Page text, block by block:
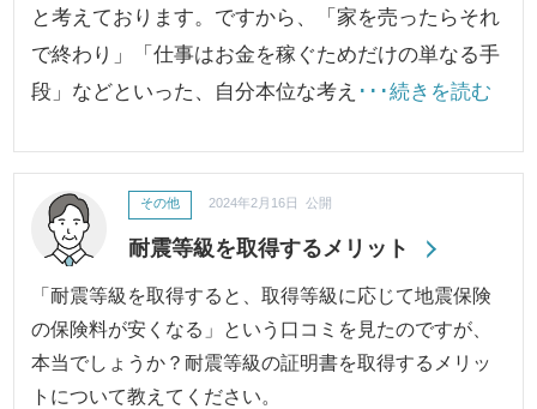
と考えております。ですから、「家を売ったらそれ
で終わり」「仕事はお金を稼ぐためだけの単なる手
段」などといった、自分本位な考え ･･･続きを読む
耐震等級を取得するメリット
その他 2024年2月16日 公開
「耐震等級を取得すると、取得等級に応じて地震保険
の保険料が安くなる」という口コミを見たのですが、
本当でしょうか？耐震等級の証明書を取得するメリッ
トについて教えてください。